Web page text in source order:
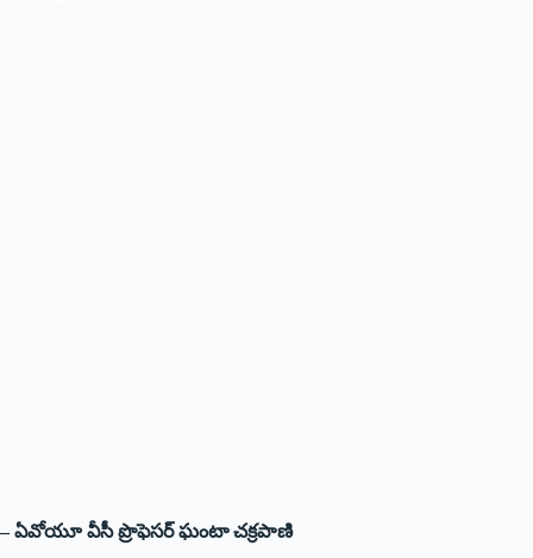
– ఏవోయూ వీసీ ప్రొఫెసర్‌ ఘంటా చక్రపాణి